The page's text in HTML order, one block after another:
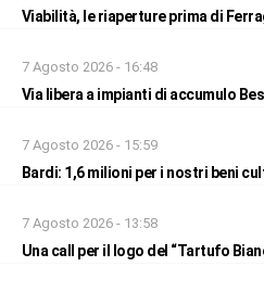
Viabilità, le riaperture prima di
7 Agosto 2026 - 16:48
Via libera a impianti di accumulo
7 Agosto 2026 - 15:59
Bardi: 1,6 milioni per i nostri beni
7 Agosto 2026 - 13:58
Una call per il logo del “Tartufo